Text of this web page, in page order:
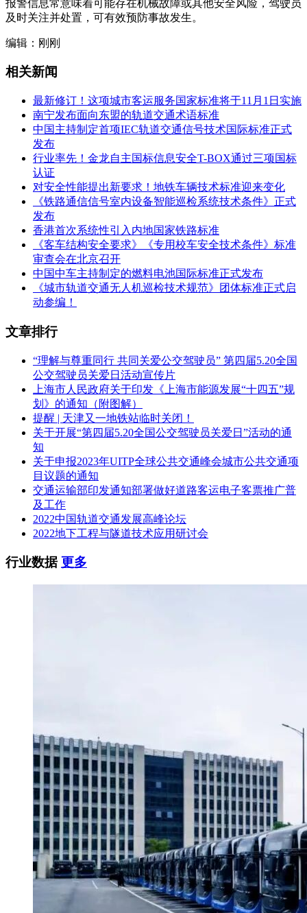
报警信息常意味着可能存在机械故障或其他安全风险，驾驶员
及时关注并处置，可有效预防事故发生。
编辑：刚刚
相关新闻
最新修订！这项城市客运服务国家标准将于11月1日实施
南宁发布面向东盟的轨道交通术语标准
中国主持制定首项IEC轨道交通信号技术国际标准正式
发布
行业率先！金龙自主国标信息安全T-BOX通过三项国标
认证
对安全性能提出新要求！地铁车辆技术标准迎来变化
《铁路通信信号室内设备智能巡检系统技术条件》正式
发布
香港首次系统性引入内地国家铁路标准
《客车结构安全要求》《专用校车安全技术条件》标准
审查会在北京召开
中国中车主持制定的燃料电池国际标准正式发布
《城市轨道交通无人机巡检技术规范》团体标准正式启
动参编！
文章排行
“理解与尊重同行 共同关爱公交驾驶员” 第四届5.20全国
公交驾驶员关爱日活动宣传片
上海市人民政府关于印发《上海市能源发展“十四五”规
划》的通知（附图解）
提醒 | 天津又一地铁站临时关闭！
关于开展“第四届5.20全国公交驾驶员关爱日”活动的通
知
关于申报2023年UITP全球公共交通峰会城市公共交通项
目议题的通知
交通运输部印发通知部署做好道路客运电子客票推广普
及工作
2022中国轨道交通发展高峰论坛
2022地下工程与隧道技术应用研讨会
行业数据更多